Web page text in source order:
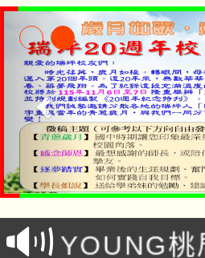
「本色祭
場熱烈登
8/21下午1
徵才活動。
YOUNG桃